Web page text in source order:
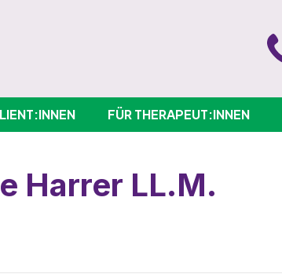
FÜR THERAPEUT:INNEN
Harrer LL.M.